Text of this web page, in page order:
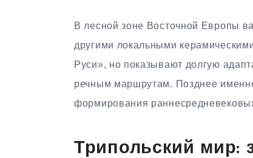
В лесной зоне Восточной Европы
другими локальными
Руси», но показывают долгую
речным маршрутам. Позднее
формирования
Трипольский мир: